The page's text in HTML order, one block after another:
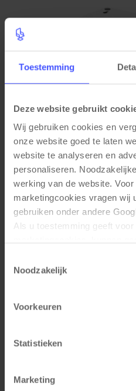
Toestemming
Deze website gebruikt
Wij gebruiken cookies en
onze website goed te laten
website te analyseren en
personaliseren.
werking van de website.
marketingcookies vragen wij
gebruiken onder andere
Als u toestemming geeft
analyse, advertentiemeting,
campagneoptimalisatie.
privacyverklaring en
Daar leest u ook hoe Google
toestemming op elk moment
Noodzakelijk
Voorkeuren
Statistieken
Marketing
Bekijk product
Persoonlijke bureau lade
Wit
Op voorraad 3-5 werkdagen
€ 69,00